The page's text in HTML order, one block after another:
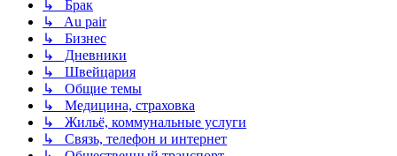
↳ Брак
↳ Au pair
↳ Бизнес
↳ Дневники
↳ Швейцария
↳ Общие темы
↳ Медицина, страховка
↳ Жильё, коммунальные услуги
↳ Связь, телефон и интернет